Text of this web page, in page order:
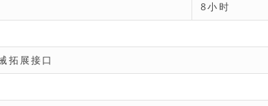
8小时
展接口